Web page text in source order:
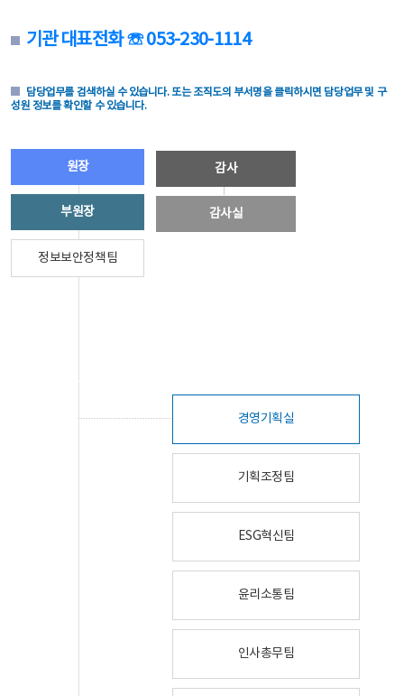
기관 대표전화 ☏ 053-230-1114
담당업무를 검색하실 수 있습니다. 또는 조직도의 부서명을 클릭하시면 담당업무 및 구
성원 정보를 확인할 수 있습니다.
원장
부원장
정보보안정책팀
감사
감사실
경영기획실
기획조정팀
ESG혁신팀
윤리소통팀
인사총무팀